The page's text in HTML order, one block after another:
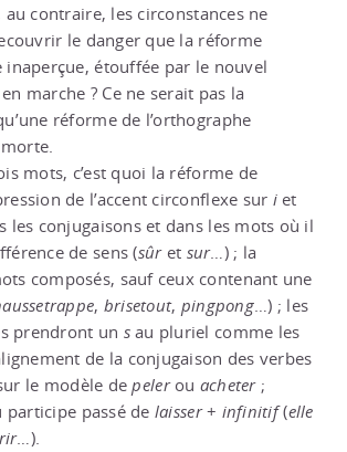
au contraire, les circonstances ne
le danger que la réforme
inaperçue, étouffée par le nouvel
marche ? Ce ne serait pas la
réforme de l’orthographe
mots, c’est quoi la réforme de
de l’accent circonflexe sur iet
les conjugaisons et dans les mots où il
de sens (sûret sur…) ; la
composés, sauf ceux contenant une
, brisetout, pingpong…) ; les
prendront un sau pluriel comme les
de la conjugaison des verbes
le modèle depelerou acheter;
passé de laisser+ infinitif(elle
…).